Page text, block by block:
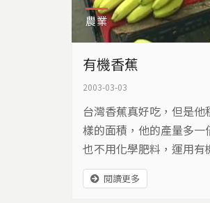
農業
有機香蕉
2003-03-03
台灣香蕉真好吃，但是
樣的面積，他的產量多一
也不用化學肥料，運用有
好吃又好看的香蕉，別看
裡可是昆蟲的快樂天堂……
閱讀更多